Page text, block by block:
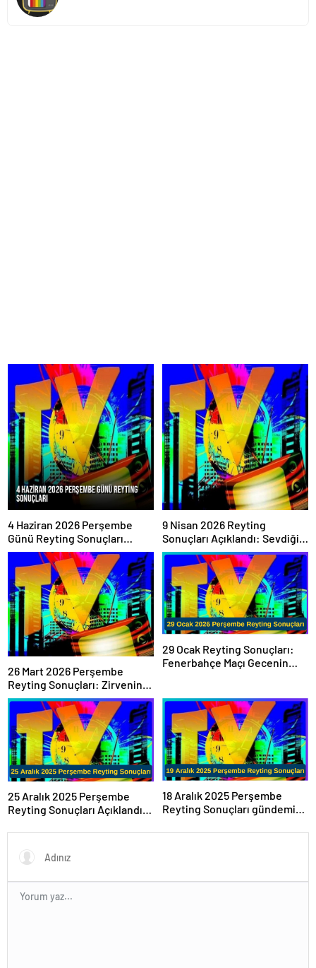
4 Haziran 2026 Perşembe
Günü Reyting Sonuçları
Açıklandı
9 Nisan 2026 Reyting
Sonuçları Açıklandı: Sevdiğim
Sensin Zirveyi Kimseye
Bırakmadı!
26 Mart 2026 Perşembe
Reyting Sonuçları: Zirvenin
Sahibi Belli Oldu!
29 Ocak Reyting Sonuçları:
Fenerbahçe Maçı Gecenin
25 Aralık 2025 Perşembe
Reyting Sonuçları Açıklandı!
18 Aralık 2025 Perşembe
Reyting Sonuçları gündemin
arasında yer aldı.